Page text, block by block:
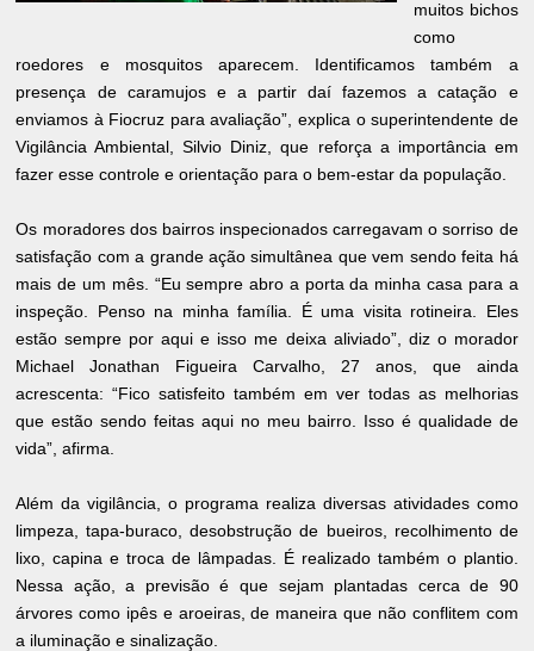
muitos bichos
como
roedores e mosquitos aparecem. Identificamos também a
presença de caramujos e a partir daí fazemos a catação e
enviamos à Fiocruz para avaliação”, explica o superintendente de
Vigilância Ambiental, Silvio Diniz, que reforça a importância em
fazer esse controle e orientação para o bem-estar da população.
Os moradores dos bairros inspecionados carregavam o sorriso de
satisfação com a grande ação simultânea que vem sendo feita há
mais de um mês. “Eu sempre abro a porta da minha casa para a
inspeção. Penso na minha família. É uma visita rotineira. Eles
estão sempre por aqui e isso me deixa aliviado”, diz o morador
Michael Jonathan Figueira Carvalho, 27 anos, que ainda
acrescenta: “Fico satisfeito também em ver todas as melhorias
que estão sendo feitas aqui no meu bairro. Isso é qualidade de
vida”, afirma.
Além da vigilância, o programa realiza diversas atividades como
limpeza, tapa-buraco, desobstrução de bueiros, recolhimento de
lixo, capina e troca de lâmpadas. É realizado também o plantio.
Nessa ação, a previsão é que sejam plantadas cerca de 90
árvores como ipês e aroeiras, de maneira que não conflitem com
a iluminação e sinalização.